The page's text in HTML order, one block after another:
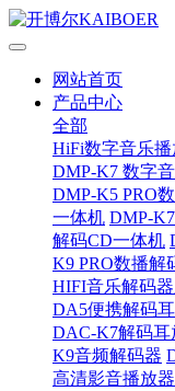
网站首页
产品中心
全部
HiFi数字音乐播
DMP-K7 数字
DMP-K5 PRO
一体机 DMP-
解码CD一体机
K9 PRO数播解
HIFI音乐解码器
DA5便携解码
DAC-K7解码耳
K9音频解码器
高清影音播放